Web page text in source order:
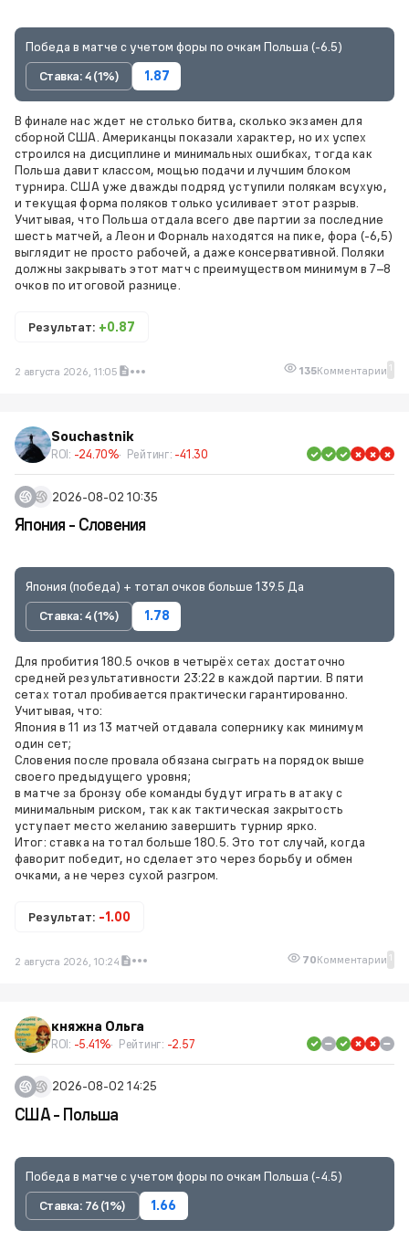
Победа в матче с учетом форы по очкам Польша (-6.5)
Ставка: 4 (1%)
1.87
В финале нас ждет не столько битва, сколько экзамен для
сборной США. Американцы показали характер, но их успех
строился на дисциплине и минимальных ошибках, тогда как
Польша давит классом, мощью подачи и лучшим блоком
турнира. США уже дважды подряд уступили полякам всухую,
и текущая форма поляков только усиливает этот разрыв.
Учитывая, что Польша отдала всего две партии за последние
шесть матчей, а Леон и Форналь находятся на пике, фора (-6,5)
выглядит не просто рабочей, а даже консервативной. Поляки
должны закрывать этот матч с преимуществом минимум в 7–8
очков по итоговой разнице.
Результат: +0.87
2 августа 2026, 11:05 135Комментарии 1
Souchastnik
ROI: -24.70% Рейтинг: -41.30
2026-08-02 10:35
Япония - Словения
Япония (победа) + тотал очков больше 139.5 Да
Ставка: 4 (1%)
1.78
Для пробития 180.5 очков в четырёх сетах достаточно
средней результативности 23:22 в каждой партии. В пяти
сетах тотал пробивается практически гарантированно.
Учитывая, что:
Япония в 11 из 13 матчей отдавала сопернику как минимум
один сет;
Словения после провала обязана сыграть на порядок выше
своего предыдущего уровня;
в матче за бронзу обе команды будут играть в атаку с
минимальным риском, так как тактическая закрытость
уступает место желанию завершить турнир ярко.
Итог: ставка на тотал больше 180.5. Это тот случай, когда
фаворит победит, но сделает это через борьбу и обмен
очками, а не через сухой разгром.
Результат: -1.00
2 августа 2026, 10:24 70Комментарии 1
княжна Ольга
ROI: -5.41% Рейтинг: -2.57
2026-08-02 14:25
США - Польша
Победа в матче с учетом форы по очкам Польша (-4.5)
Ставка: 76 (1%)
1.66